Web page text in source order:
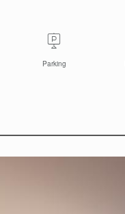
Parking